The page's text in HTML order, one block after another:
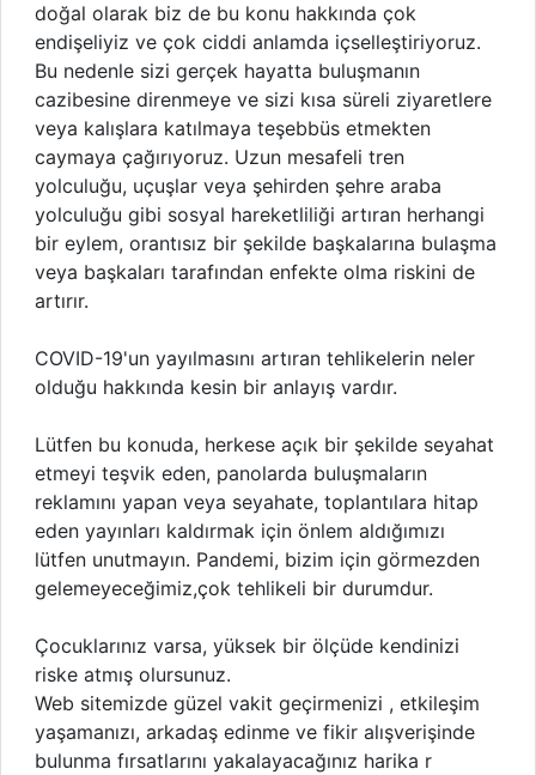
doğal olarak biz de bu konu hakkında çok
endişeliyiz ve çok ciddi anlamda içselleştiriyoruz.
Bu nedenle sizi gerçek hayatta buluşmanın
cazibesine direnmeye ve sizi kısa süreli ziyaretlere
veya kalışlara katılmaya teşebbüs etmekten
caymaya çağırıyoruz. Uzun mesafeli tren
yolculuğu, uçuşlar veya şehirden şehre araba
yolculuğu gibi sosyal hareketliliği artıran herhangi
bir eylem, orantısız bir şekilde başkalarına bulaşma
veya başkaları tarafından enfekte olma riskini de
artırır.
COVID-19'un yayılmasını artıran tehlikelerin neler
olduğu hakkında kesin bir anlayış vardır.
Lütfen bu konuda, herkese açık bir şekilde seyahat
etmeyi teşvik eden, panolarda buluşmaların
reklamını yapan veya seyahate, toplantılara hitap
eden yayınları kaldırmak için önlem aldığımızı
lütfen unutmayın. Pandemi, bizim için görmezden
gelemeyeceğimiz,çok tehlikeli bir durumdur.
Çocuklarınız varsa, yüksek bir ölçüde kendinizi
riske atmış olursunuz.
Web sitemizde güzel vakit geçirmenizi , etkileşim
yaşamanızı, arkadaş edinme ve fikir alışverişinde
bulunma fırsatlarını yakalayacağınız harika r